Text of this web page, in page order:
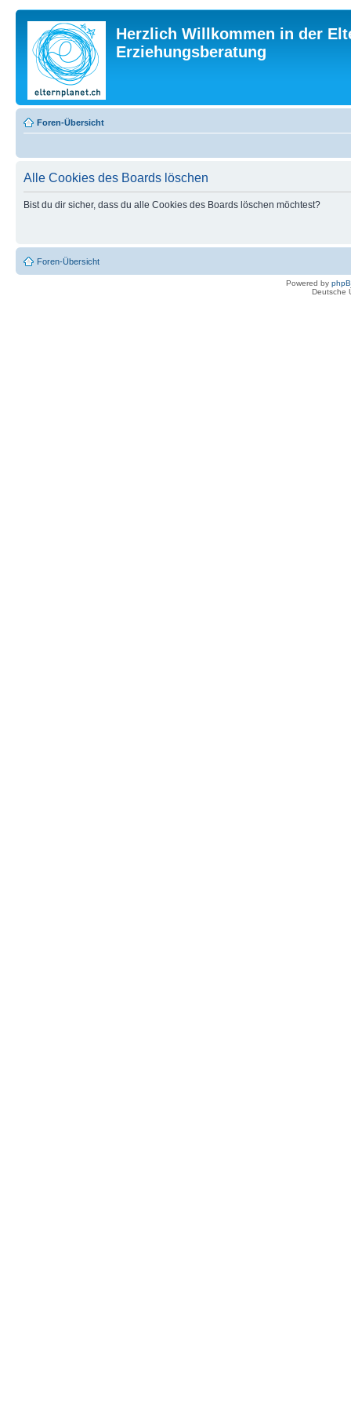
Herzlich Willkommen in der
Erziehungsberatung
Foren-Übersicht
Alle Cookies des Boards löschen
Bist du dir sicher, dass du alle Cookies des Boards löschen möchtest?
Foren-Übersicht
Powered by
Deutsche